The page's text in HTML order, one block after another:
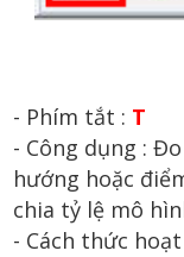
- Phím tắt : T
- Công dụng :
hướng hoặc
chia tỷ lệ mô
- Cách thức